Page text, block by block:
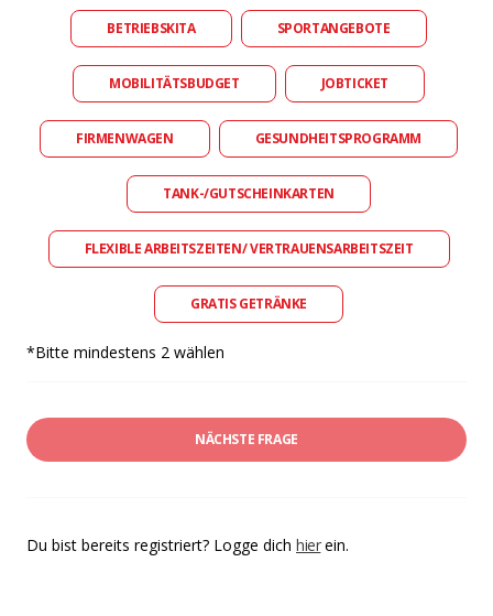
BETRIEBSKITA SPORTANGEBOTE
MOBILITÄTSBUDGET JOBTICKET
FIRMENWAGEN GESUNDHEITSPROGRAMM
TANK-/GUTSCHEINKARTEN
FLEXIBLE ARBEITSZEITEN/ VERTRAUENSARBEITSZEIT
GRATIS GETRÄNKE
*Bitte mindestens 2 wählen
NÄCHSTE FRAGE
Du bist bereits registriert? Logge dich hierein.